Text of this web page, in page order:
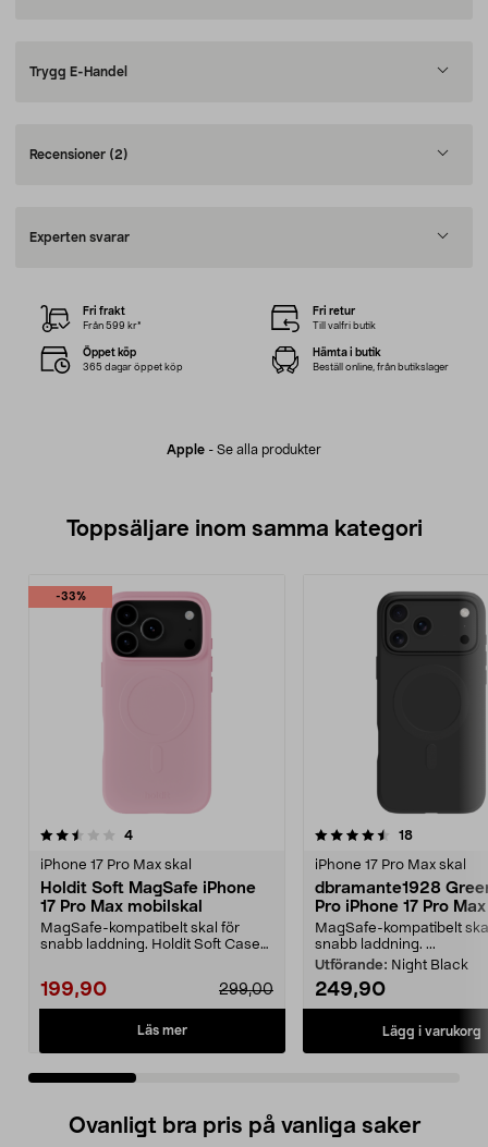
Trygg E-Handel
Recensioner (2)
Experten svarar
Apple - Se alla produkter
Fri frakt
Från 599 kr*
Fri retur
Till valfri butik
Öppet köp
365 dagar öppet köp
Hämta i butik
Beställ online, från butikslager
Toppsäljare inom samma kategori
-33%
4recensioner
iPhone 17 Pro Max skal
Holdit Soft MagSafe iPhone
17 Pro Max mobilskal
MagSafe-kompatibelt skal för
snabb laddning. Holdit Soft Case
199,90 299,00
Läs mer
4.5 av 5 stjärnor 18recensioner
iPhone 17 Pro Max skal
dbramante1928
Pro iPhone 17 Pro
MagSafe-kompatibelt
snabb laddning. ...
Utförande: Night Black
249,90
Lägg i varukorg
4.5 av 5 stjärnor
Ovanligt bra pris på vanliga saker